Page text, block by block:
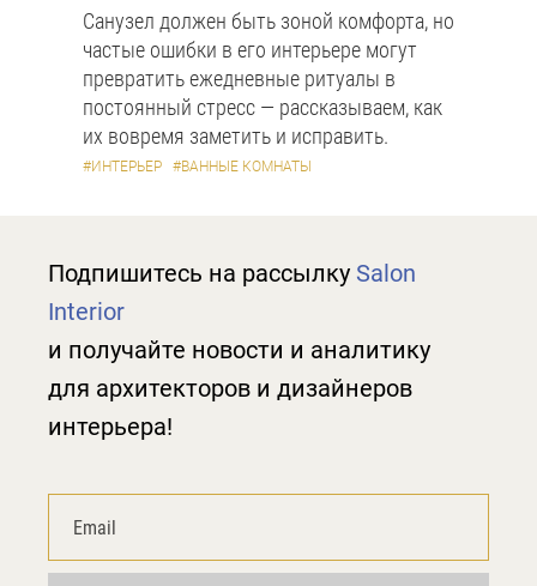
Санузел должен быть зоной комфорта, но
частые ошибки в его интерьере могут
превратить ежедневные ритуалы в
постоянный стресс — рассказываем, как
их вовремя заметить и исправить.
#ИНТЕРЬЕР #ВАННЫЕ КОМНАТЫ
Подпишитесь на рассылку Salon
Interior
и получайте новости и аналитику
для архитекторов и дизайнеров
интерьера!